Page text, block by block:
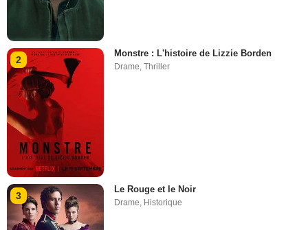
2
Monstre : L'histoire de Lizzie Borden
Drame ,Thriller
3
Le Rouge et le Noir
Drame, Historique